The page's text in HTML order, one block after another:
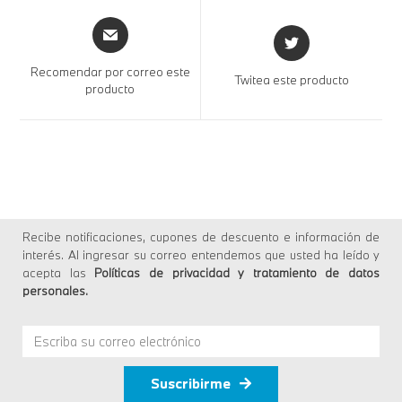
Recomendar por correo este
producto
Twitea este producto
Recibe notificaciones, cupones de descuento e información de
interés. Al ingresar su correo entendemos que usted ha leído y
acepta las Políticas de privacidad y tratamiento de datos
personales.
Suscribirme